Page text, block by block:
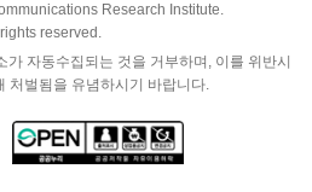
Research Institute.
reserved.
자동수집되는 것을 거부하며, 이를 위반시
처벌됨을 유념하시기 바랍니다.